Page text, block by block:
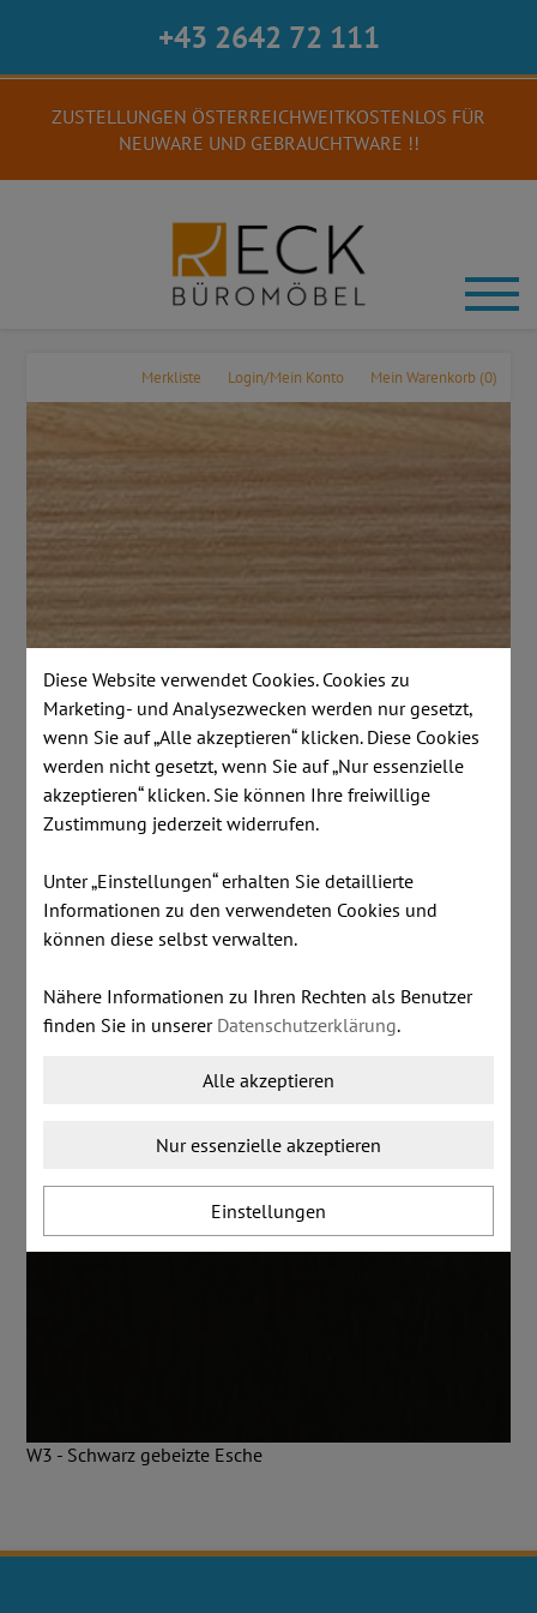
+43 2642 72 111
ZUSTELLUNGEN ÖSTERREICHWEITKOSTENLOS FÜR
NEUWARE UND GEBRAUCHTWARE !!
Mein Warenkorb (0)
Login/Mein Konto
Merkliste
W1 - Esche
W3 - Schwarz gebeizte Esche
Diese Website verwendet Cookies. Cookies zu
Marketing- und Analysezwecken werden nur gesetzt,
wenn Sie auf „Alle akzeptieren“ klicken. Diese Cookies
werden nicht gesetzt, wenn Sie auf „Nur essenzielle
akzeptieren“ klicken. Sie können Ihre freiwillige
Zustimmung jederzeit widerrufen.
Unter „Einstellungen“ erhalten Sie detaillierte
Informationen zu den verwendeten Cookies und
können diese selbst verwalten.
Nähere Informationen zu Ihren Rechten als Benutzer
finden Sie in unserer Datenschutzerklärung.
Alle akzeptieren
Nur essenzielle akzeptieren
Einstellungen